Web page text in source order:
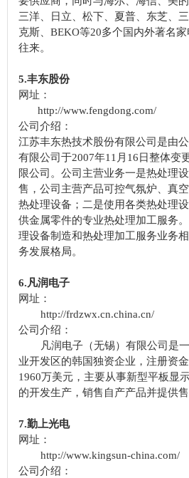
三洋、日立、松下、夏普、东芝、
克斯、BEKO等20多个国内外著名
往来。
5.丰东股份
网址：
http://www.fengdong.com/
公司介绍：
江苏丰东热技术股份有限公司是由
有限公司于2007年11月16日整体变
限公司。公司主营业务一是热处理
售，公司主营产品可控气氛炉、真
热处理设备；二是使用各类热处理
供金属零件的专业热处理加工服务
理设备制造和热处理加工服务业务
务发展格局。
6.凡润电子
网址：
http://frdzwx.cn.china.cn/
公司介绍：
凡润电子（无锡）有限公司是一
业开发区的韩国独资企业，注册资
1960万美元，主要从事新型平板显
的开发生产，销售自产产品并提供售
7.勤上光电
网址：
http://www.kingsun-china.com/
公司介绍：